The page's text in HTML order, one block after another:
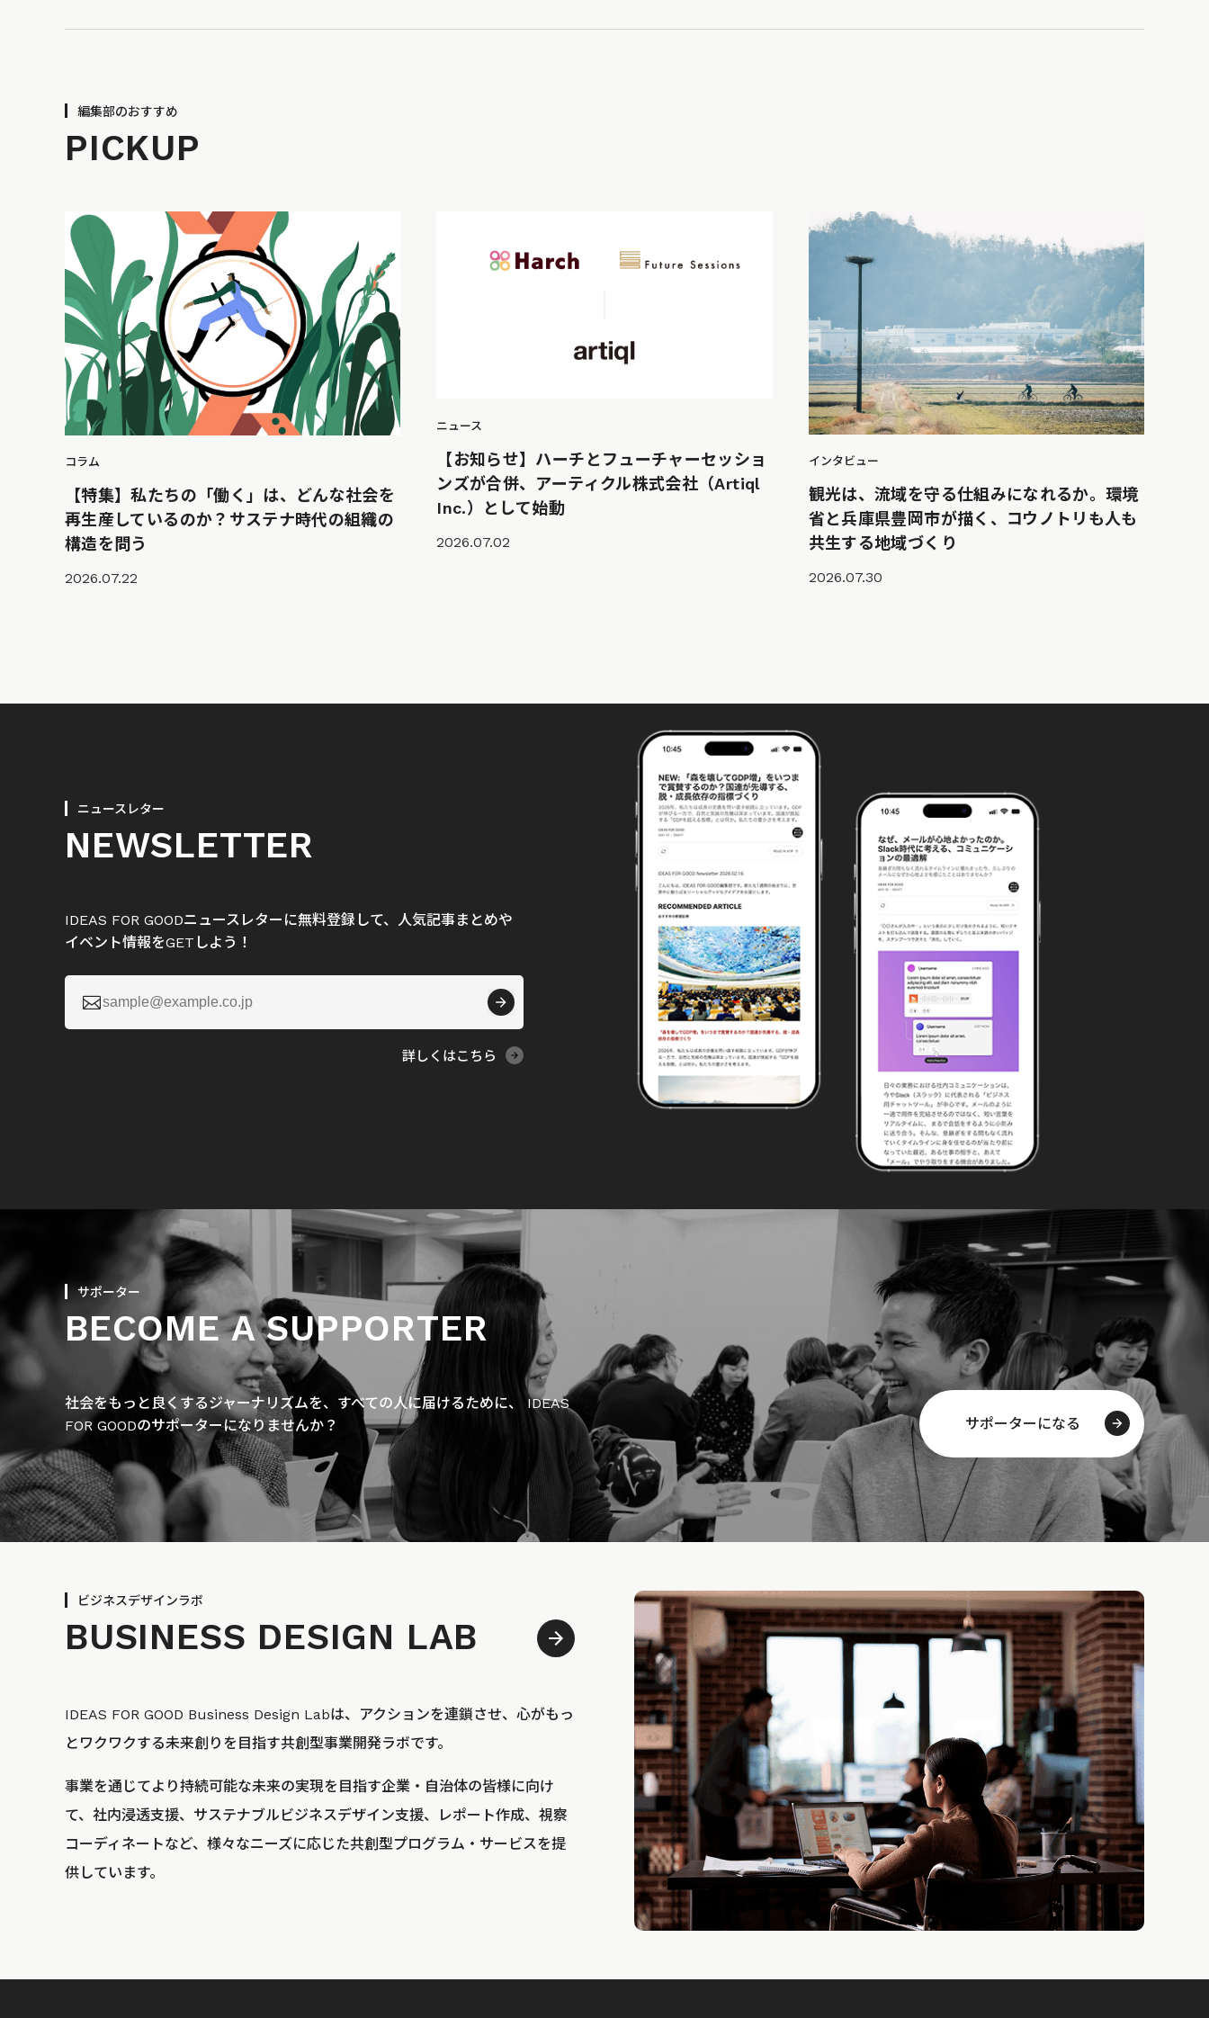
編集部のおすすめ
PICKUP
コラム
【特集】私たちの「働く」は、どんな社会を
再生産しているのか？サステナ時代の組織の
構造を問う
2026.07.22
ニュース
【お知らせ】ハーチとフューチャーセッショ
ンズが合併、アーティクル株式会社（Artiql
Inc.）として始動
2026.07.02
インタビュー
観光は、流域を守る仕組みになれるか。環境
省と兵庫県豊岡市が描く、コウノトリも人も
共生する地域づくり
2026.07.30
ニュースレター
NEWSLETTER
IDEAS FOR GOODニュースレターに無料登録して、人気記事まとめや
イベント情報をGETしよう！

詳しくはこちら
サポーター
BECOME A SUPPORTER
社会をもっと良くするジャーナリズムを、すべての人に届けるために、 IDEAS
FOR GOODのサポーターになりませんか？
サポーターになる
ビジネスデザインラボ
BUSINESS DESIGN LAB
IDEAS FOR GOOD Business Design Labは、アクションを連鎖させ、心がもっ
とワクワクする未来創りを目指す共創型事業開発ラボです。
事業を通じてより持続可能な未来の実現を目指す企業・自治体の皆様に向け
て、社内浸透支援、サステナブルビジネスデザイン支援、レポート作成、視察
コーディネートなど、様々なニーズに応じた共創型プログラム・サービスを提
供しています。